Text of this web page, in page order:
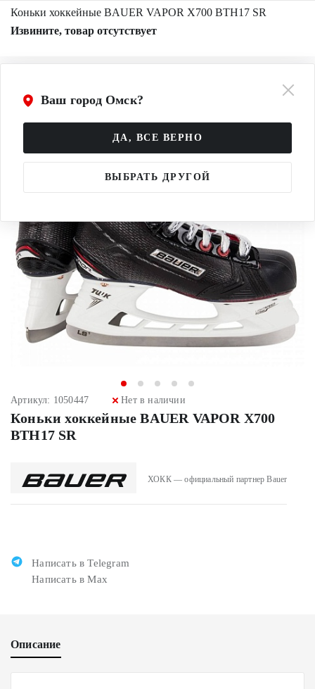
Ваш город Омск?
ДА, ВСЕ ВЕРНО
ВЫБРАТЬ ДРУГОЙ
Артикул: 1050447 Нет в наличии
Коньки хоккейные BAUER VAPOR X700
BTH17 SR
ХОКК — официальный партнер Bauer
Написать в Telegram
Написать в Max
Описание
Коньки хоккейные BAUER VAPOR X700 BTH17 SR
Извините, товар отсутствует